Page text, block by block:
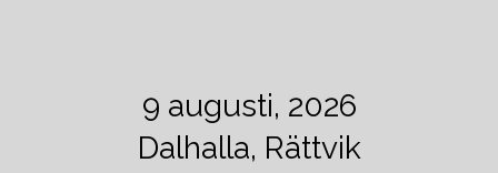
9 augusti, 2026
Dalhalla, Rättvik